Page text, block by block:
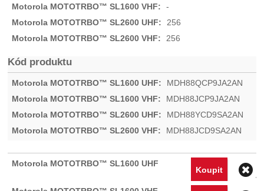
-
256
256
Kód produktu
MDH88QCP9JA2AN
MDH88JCP9JA2AN
MDH88YCD9SA2AN
MDH88JCD9SA2AN
Koupit